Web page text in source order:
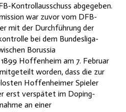
Kontrollausschuss abgegeben.
war zuvor vom DFB-
mit der Durchführung der
bei dem Bundesliga-
Borussia
Hoffenheim am 7. Februar
worden, dass die zur
Hoffenheimer Spieler
erst verspätet im Doping-
an einer